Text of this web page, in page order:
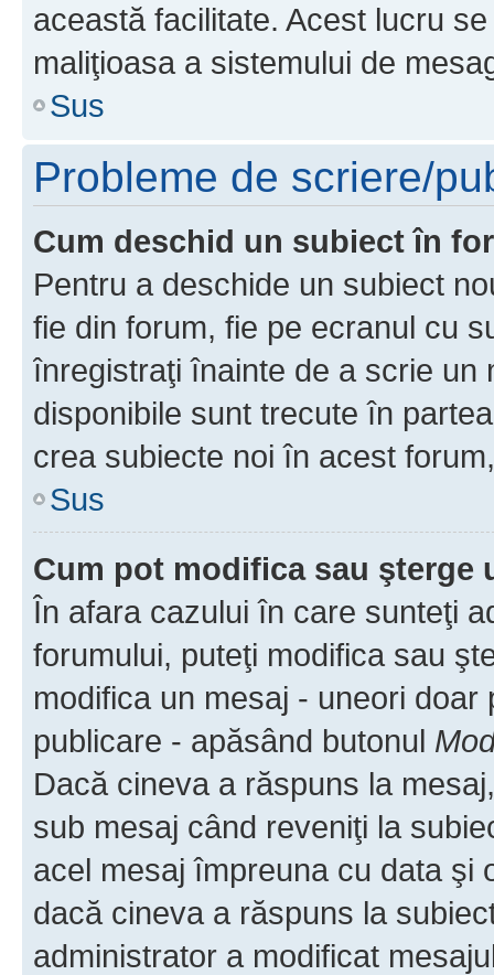
această facilitate. Acest lucru
maliţioasa a sistemului de
Sus
Probleme de scriere/
Cum deschid un subiect în
Pentru a deschide un subiect
fie din forum, fie pe ecranul cu
înregistraţi înainte de a scrie un
disponibile sunt trecute în
crea subiecte noi în acest
Sus
Cum pot modifica sau şterge
În afara cazului în care sunteţi
forumului, puteţi modifica sau
modifica un mesaj - uneori
publicare - apăsând butonul
Dacă cineva a răspuns la
sub mesaj când reveniţi la
acel mesaj împreuna cu data şi
dacă cineva a răspuns la
administrator a modificat